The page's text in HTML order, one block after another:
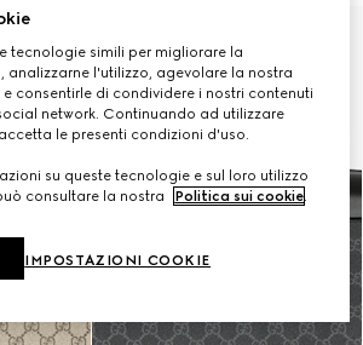
tecnologie simili per migliorare la
analizzarne l'utilizzo, agevolare la nostra
consentirle di condividere i nostri contenuti
network. Continuando ad utilizzare
le presenti condizioni d'uso.
su queste tecnologie e sul loro utilizzo
consultare la nostra
Politica sui cookie.
IMPOSTAZIONI COOKIE